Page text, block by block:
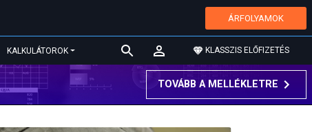
ÁRFOLYAMOK
KALKULÁTOROK KLASSZIS ELŐFIZETÉS
TOVÁBB A MELLÉKLETRE